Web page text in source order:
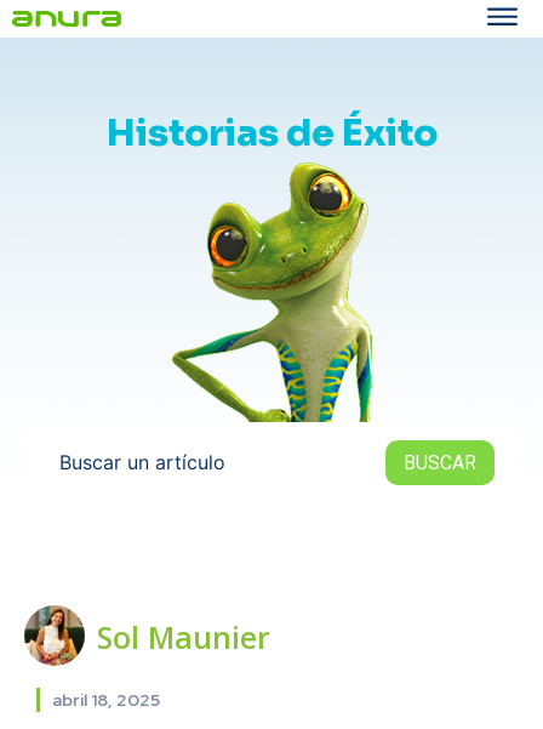
Historias de Éxito
Buscar un artículo BUSCAR
Sol Maunier
abril 18, 2025